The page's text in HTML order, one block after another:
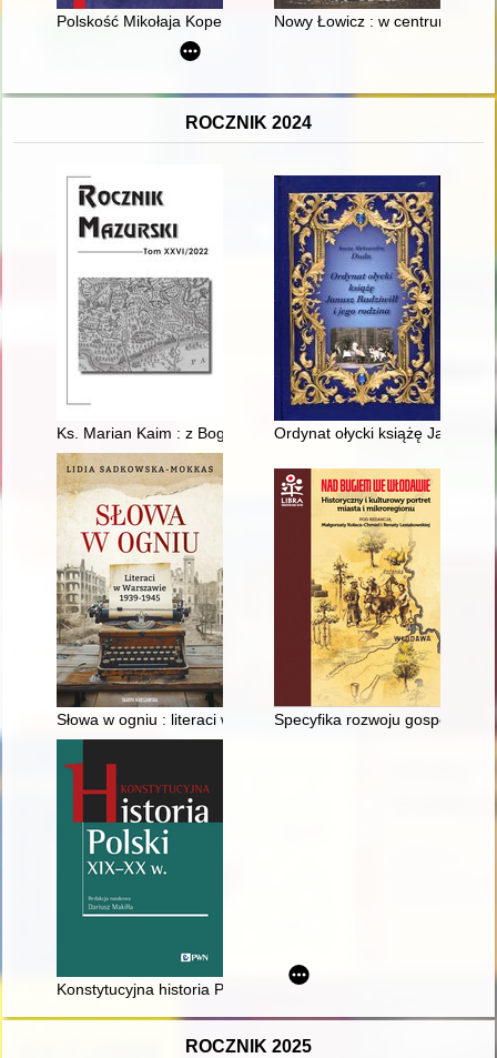
Polskość Mikołaja Kopernika z rodu ŚlązakaNowy Łowicz : w centrum
ROCZNIK 2024
Ks. Marian Kaim : z Bogiem w sercu i na ustach : ze Słopnic
Ordynat ołycki książę Janusz
Słowa w ogniu : literaci w Warszawie 1939-1945
Specyfika rozwoju
Konstytucyjna historia Polski XIX-XX w
ROCZNIK 2025